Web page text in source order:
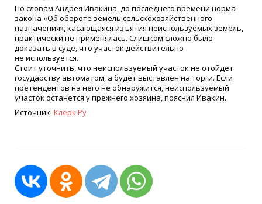
По словам Андрея Ивакина, до последнего времени норма
закона «Об обороте земель сельскохозяйственного
назначения», касающаяся изъятия неиспользуемых земель,
практически не применялась. Слишком сложно было
доказать в суде, что участок действительно
не используется.
Стоит уточнить, что неиспользуемый участок не отойдет
государству автоматом, а будет выставлен на торги. Если
претендентов на него не обнаружится, неиспользуемый
участок останется у прежнего хозяина, пояснил Ивакин.
Источник: Клерк.Ру